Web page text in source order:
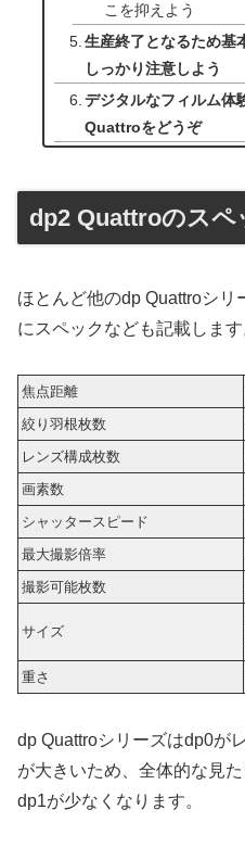
こを抑えよう
生産終了となるため基
しっかり注意しよう
デジタルなフィルム体
Quattroをどうぞ
dp2 Quattroのスペ
ほとんど他のdp Quattroシ
にスペックなども記載します
焦点距離
絞り羽根枚数
レンズ構成枚数
画素数
シャッタースピード
最大撮影倍率
撮影可能枚数
サイズ
重さ
dp Quattroシリーズはdp0が
が大きいため、全体的な見
dp1が少なくなります。